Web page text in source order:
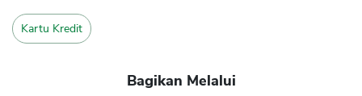
Kartu Kredit
Bagikan Melalui